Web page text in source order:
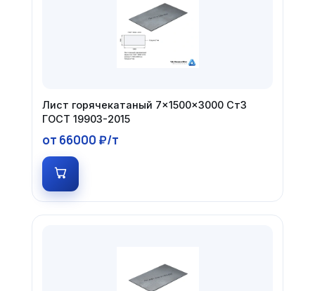
Лист горячекатаный 7×1500×3000 Ст3
ГОСТ 19903-2015
от 66000 ₽/т